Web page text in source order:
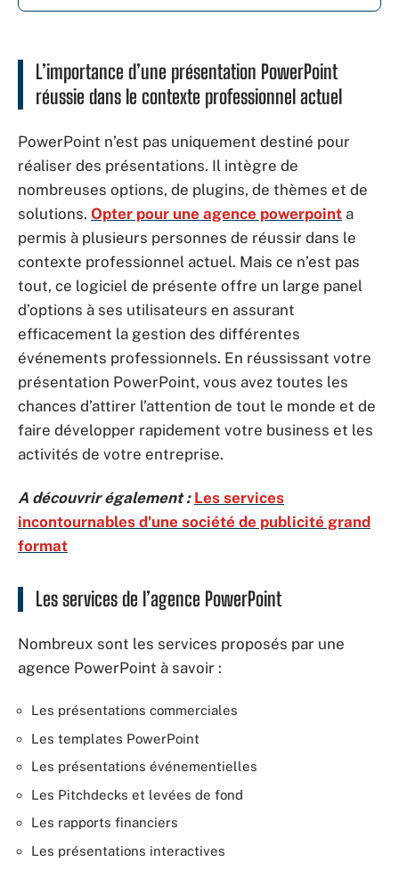
L’importance d’une présentation PowerPoint
réussie dans le contexte professionnel actuel
PowerPoint n’est pas uniquement destiné pour
réaliser des présentations. Il intègre de
nombreuses options, de plugins, de thèmes et de
solutions. Opter pour une agence powerpoint a
permis à plusieurs personnes de réussir dans le
contexte professionnel actuel. Mais ce n’est pas
tout, ce logiciel de présente offre un large panel
d’options à ses utilisateurs en assurant
efficacement la gestion des différentes
événements professionnels. En réussissant votre
présentation PowerPoint, vous avez toutes les
chances d’attirer l’attention de tout le monde et de
faire développer rapidement votre business et les
activités de votre entreprise.
A découvrir également : Les services
incontournables d'une société de publicité grand
format
Les services de l’agence PowerPoint
Nombreux sont les services proposés par une
agence PowerPoint à savoir :
Les présentations commerciales
Les templates PowerPoint
Les présentations événementielles
Les Pitchdecks et levées de fond
Les rapports financiers
Les présentations interactives